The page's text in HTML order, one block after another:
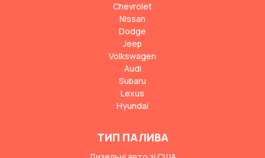
Chevrolet
Nissan
Dodge
Jeep
Volkswagen
Audi
Subaru
Lexus
Hyundai
ТИП ПАЛИВА